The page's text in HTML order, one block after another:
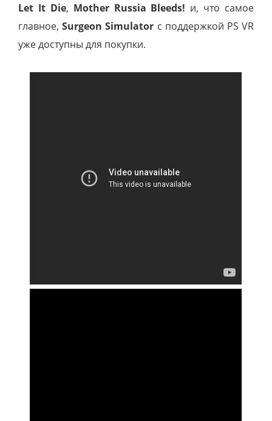
Let It Die, Mother Russia Bleeds! и, что самое
главное,Surgeon Simulator с поддержкой PS VR
уже доступны для покупки.